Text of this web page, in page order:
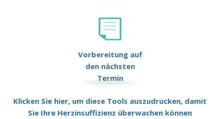
Vorbereitung auf
den nächsten
Termin
Klicken Sie hier, um diese Tools auszudrucken, damit
Sie Ihre Herzinsuffizienz überwachen können